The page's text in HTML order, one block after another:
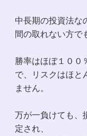
中長期の投資法な
間の取れない方で
勝率はほぼ１００
で、リスクはほと
ません。
万が一負けても、
定され、